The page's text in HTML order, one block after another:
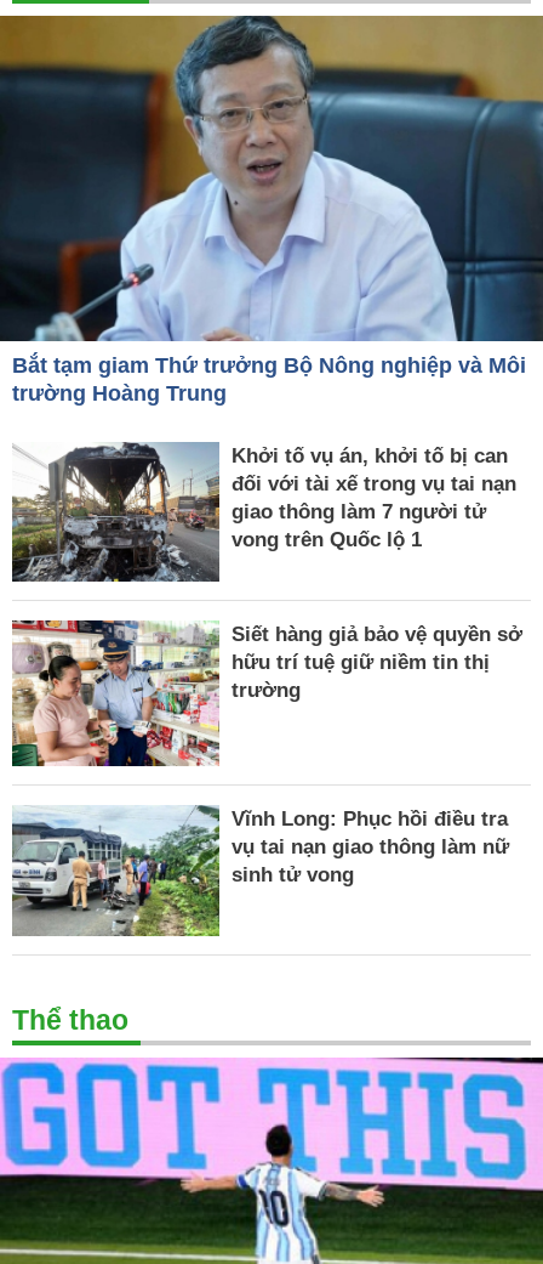
Bắt tạm giam Thứ trưởng Bộ Nông nghiệp và Môi
trường Hoàng Trung
Khởi tố vụ án, khởi tố bị can
đối với tài xế trong vụ tai nạn
giao thông làm 7 người tử
vong trên Quốc lộ 1
Siết hàng giả bảo vệ quyền sở
hữu trí tuệ giữ niềm tin thị
trường
Vĩnh Long: Phục hồi điều tra
vụ tai nạn giao thông làm nữ
sinh tử vong
Thể thao